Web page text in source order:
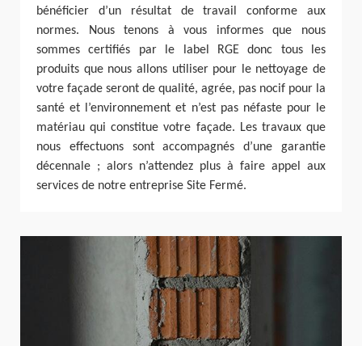
bénéficier d’un résultat de travail conforme aux
normes. Nous tenons à vous informes que nous
sommes certifiés par le label RGE donc tous les
produits que nous allons utiliser pour le nettoyage de
votre façade seront de qualité, agrée, pas nocif pour la
santé et l’environnement et n’est pas néfaste pour le
matériau qui constitue votre façade. Les travaux que
nous effectuons sont accompagnés d’une garantie
décennale ; alors n’attendez plus à faire appel aux
services de notre entreprise Site Fermé.